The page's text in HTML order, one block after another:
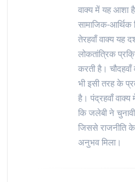
वाक्य में यह आशा है
सामाजिक‑आर्थिक
तेरहवाँ वाक्य यह
लोकतांत्रिक
करती है।
भी इसी तरह के
है। पंद्रहवाँ वाक्य
कि जलेबी ने
जिससे राजनीति
अनुभव मिला।